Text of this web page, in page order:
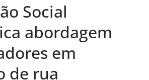
Social
abordagem
em
de rua